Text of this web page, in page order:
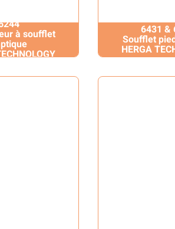
à soufflet 6431 &
Soufflet
HERGA